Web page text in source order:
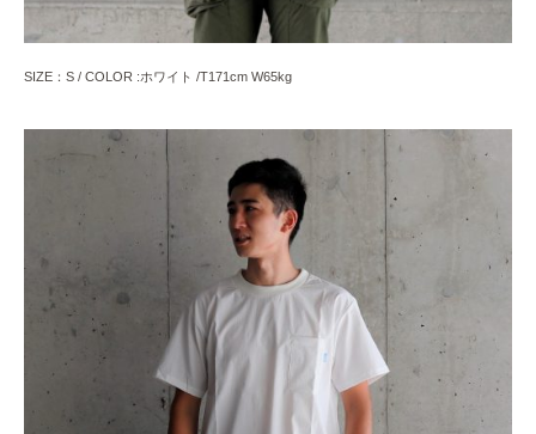
SIZE：S / COLOR :ホワイト /T171cm W65kg